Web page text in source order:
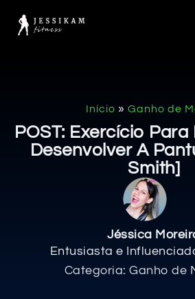
Início »Ganho de
POST: Exercício
Desenvolver A
Smith]
Jéssica
Entusiasta e
Categoria:Ganho de